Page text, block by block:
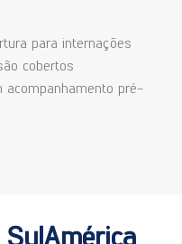
para internações
cobertos
acompanhamento pré-
SulAmérica